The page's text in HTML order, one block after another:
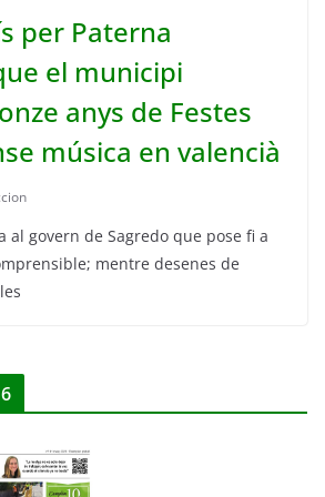
per Paterna
el municipi
anys de Festes
música en valencià
al govern de Sagredo que pose fi a
mentre desenes de